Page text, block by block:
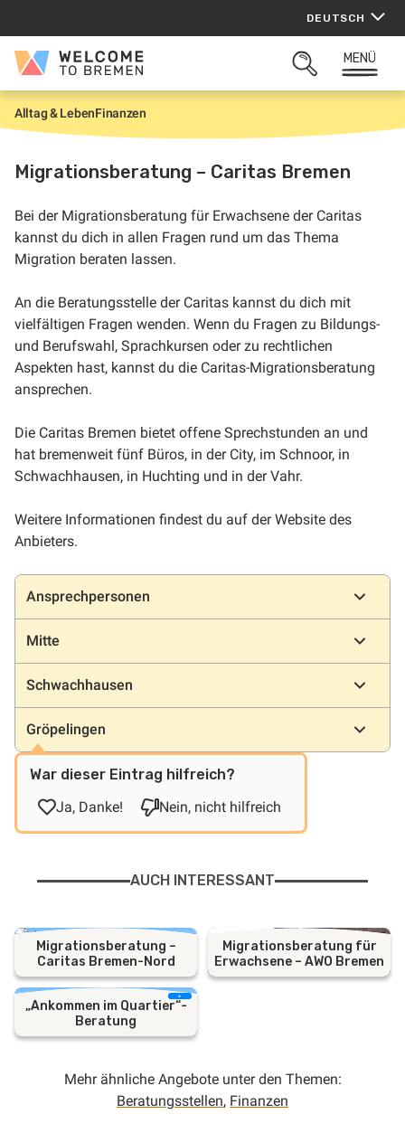
springen
DEUTSCH
Welcome
Bremen
SUCHFELD
MENÜ
S
t
r
t
Alltag & LebenFinanzen
Migrationsberatung – Caritas Bremen
Bei der Migrationsberatung für Erwachsene der Caritas
kannst du dich in allen Fragen rund um das Thema
Migration beraten lassen.
An die Beratungsstelle der Caritas kannst du dich mit
vielfältigen Fragen wenden. Wenn du Fragen zu Bildungs-
und Berufswahl, Sprachkursen oder zu rechtlichen
Aspekten hast, kannst du die Caritas-Migrationsberatung
ansprechen.
Die Caritas Bremen bietet offene Sprechstunden an und
hat bremenweit fünf Büros, in der City, im Schnoor, in
Schwachhausen, in Huchting und in der Vahr.
Weitere Informationen findest du auf der Website des
Anbieters.
Standorte
Ansprechpersonen
Mitte
Schwachhausen
Gröpelingen
War dieser Eintrag hilfreich?
Ja, Danke!
Nein, nicht hilfreich
AUCH INTERESSANT
Migrationsberatung –
Caritas Bremen-Nord
Migrationsberatung für
Erwachsene – AWO Bremen
„Ankommen im Quartier“-
Beratung
Mehr ähnliche Angebote unter den Themen:
Beratungsstellen, Finanzen